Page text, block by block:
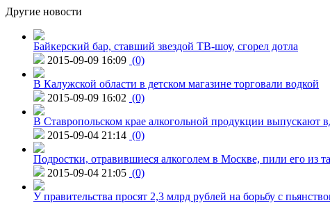
Другие новости
Байкерский бар, ставший звездой ТВ-шоу, сгорел дотла
2015-09-09 16:09 (0)
В Калужской области в детском магазине торговали водкой
2015-09-09 16:02 (0)
В Ставропольском крае алкогольной продукции выпускают
2015-09-04 21:14 (0)
Подростки, отравившиеся алкоголем в Москве, пили его из
2015-09-04 21:05 (0)
У правительства просят 2,3 млрд рублей на борьбу с